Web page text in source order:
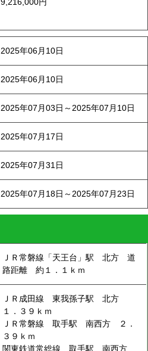
2025年06月10日
2025年06月10日
2025年07月03日～2025年07月10日
2025年07月17日
2025年07月31日
2025年07月18日～2025年07月23日
ＪＲ常磐線「天王台」駅 北方 道
路距離 約１．１ｋｍ
ＪＲ成田線 東我孫子駅 北方
１．３９ｋｍ
ＪＲ常磐線 取手駅 南西方 ２．
３９ｋｍ
関東鉄道常総線 取手駅 南西方